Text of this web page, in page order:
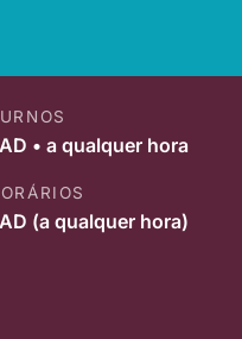
• a qualquer hora
(a qualquer hora)